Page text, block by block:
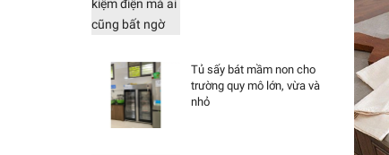
Tủ sấy bát mầm non cho
trường quy mô lớn, vừa và
nhỏ